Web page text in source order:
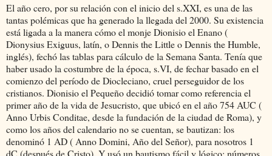
El año cero, por su relación con el inicio del s.XXI, es una de las
tantas polémicas que ha generado la llegada del 2000. Su existencia
está ligada a la manera cómo el monje Dionisio el Enano (
Dionysius Exiguus, latín, o Dennis the Little o Dennis the Humble,
inglés), fechó las tablas para cálculo de la Semana Santa. Tenía que
haber usado la costumbre de la época, s.VI, de fechar basado en el
comienzo del período de Diocleciano, cruel perseguidor de los
cristianos. Dionisio el Pequeño decidió tomar como referencia el
primer año de la vida de Jesucristo, que ubicó en el año 754 AUC (
Anno Urbis Conditae, desde la fundación de la ciudad de Roma), y
como los años del calendario no se cuentan, se bautizan: los
denominó 1 AD ( Anno Domini, Año del Señor), para nosotros 1
dC (después de Cristo). Y usó un bautismo fácil y lógico: números